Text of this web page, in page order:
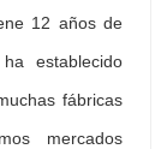
12 años de
establecido
fábricas
mercados